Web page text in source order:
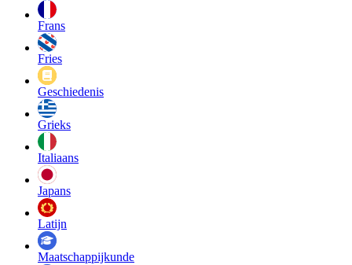
Frans
Fries
Geschiedenis
Grieks
Italiaans
Japans
Latijn
Maatschappij­kunde